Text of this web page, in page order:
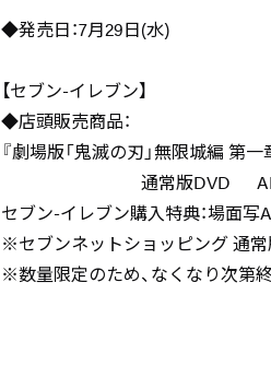
◆発売日：7月29日(水)
【セブン-イレブン】
◆店頭販売商品：
『劇場版「鬼滅の刃」無限城編 第一
通常版DVD ANSB-
セブン-イレブン購入特典：場面写
※セブンネットショッピング 通
※数量限定のため、なくなり次第